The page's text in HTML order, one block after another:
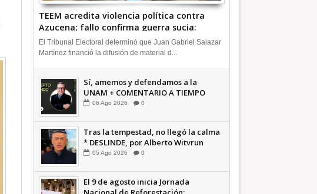
TEEM acredita violencia política contra
Azucena; fallo confirma guerra sucia:
Octavio Martínez INFORMATIVA
El Tribunal Electoral determinó que Juan Gabriel Salazar
Martínez financió la difusión de material d...
Sí, amemos y defendamos a la
UNAM + COMENTARIO A TIEMPO
06 Ago 2026 0
Tras la tempestad, no llegó la calma
* DESLINDE, por Alberto Witvrun
OPINIÓN
05 Ago 2026 0
El 9 de agosto inicia Jornada